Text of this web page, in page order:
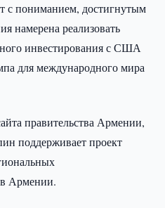
с пониманием, достигнутым
намерена реализовать
инвестирования с США
для международного мира
правительства Армении,
поддерживает проект
Армении.